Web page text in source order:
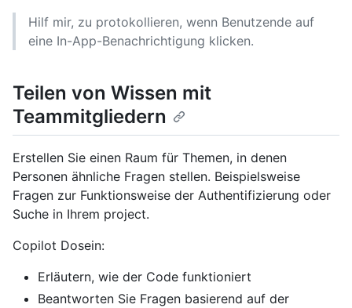
Hilf mir, zu protokollieren, wenn Benutzende auf
eine In-App-Benachrichtigung klicken.
Teilen von Wissen mit
Teammitgliedern
Erstellen Sie einen Raum für Themen, in denen
Personen ähnliche Fragen stellen. Beispielsweise
Fragen zur Funktionsweise der Authentifizierung oder
Suche in Ihrem project.
Copilot Dosein:
Erläutern, wie der Code funktioniert
Beantworten Sie Fragen basierend auf der